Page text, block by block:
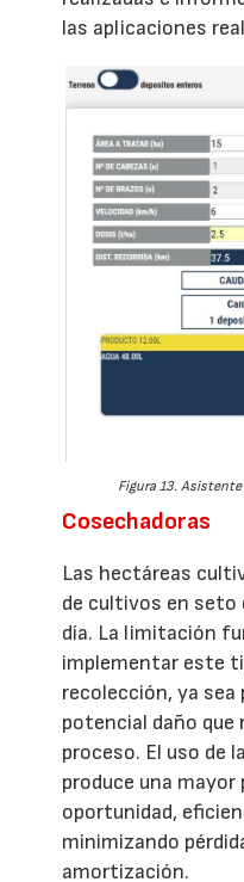
las aplicaciones
Figura 13.
Cosechadoras
Las hectáreas
de cultivos en seto
día. La limitación
implementar este
recolección, ya
potencial daño que
proceso. El uso de
produce una mayor
oportunidad,
minimizando
amortización.